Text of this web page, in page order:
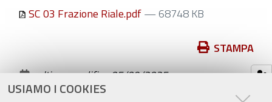
USIAMO I COOKIES
SC 03 Frazione Riale.pdf— 68748 KB
STAMPA
ultima modifica05/09/2025